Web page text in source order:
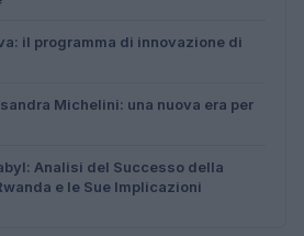
il programma di innovazione di
Michelini: una nuova era per
Analisi del Successo della
e le Sue Implicazioni